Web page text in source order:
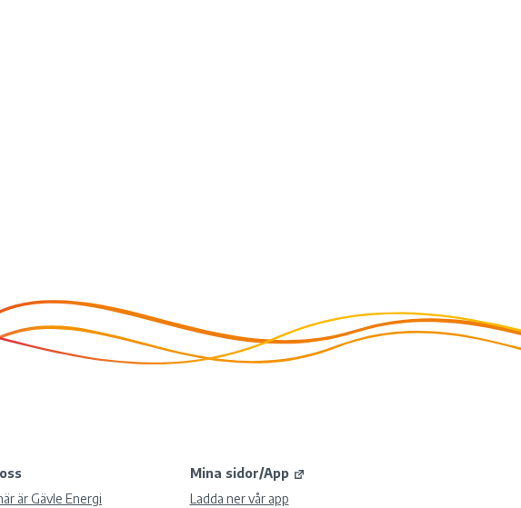
är Gävle Energi
Mina sidor/App
Ladda ner vår app